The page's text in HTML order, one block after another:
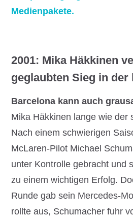
Medienpakete.
2001: Mika Häkkinen
geglaubten Sieg in der
Barcelona kann auch
Mika Häkkinen lange wie der
Nach einem schwierigen
McLaren-Pilot Michael
unter Kontrolle gebracht und
zu einem wichtigen Erfolg.
Runde gab sein Mercedes-
rollte aus, Schumacher fuhr